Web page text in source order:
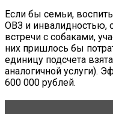
Если бы семьи,
ОВЗ и инвалидностью,
встречи с собаками,
них пришлось бы
единицу подсчета
аналогичной услуги).
600 000 рублей.